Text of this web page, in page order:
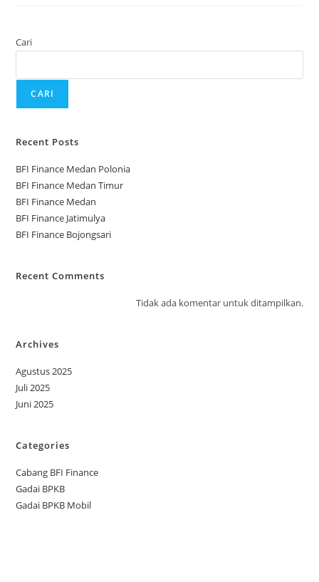
Cari
CARI
Recent Posts
BFI Finance Medan Polonia
BFI Finance Medan Timur
BFI Finance Medan
BFI Finance Jatimulya
BFI Finance Bojongsari
Recent Comments
Tidak ada komentar untuk ditampilkan.
Archives
Agustus 2025
Juli 2025
Juni 2025
Categories
Cabang BFI Finance
Gadai BPKB
Gadai BPKB Mobil